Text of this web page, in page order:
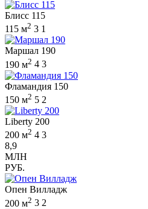
Блисс 115
115 м2 3 1
Маршал 190
190 м2 4 3
Фламандия 150
150 м2 5 2
Liberty 200
200 м2 4 3
8,9
МЛН
РУБ.
Опен Вилладж
200 м2 3 2